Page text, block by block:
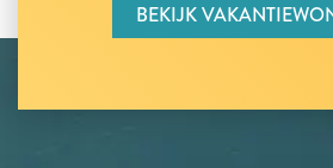
BEKIJK